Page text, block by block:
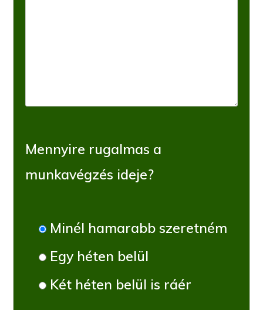
Mennyire rugalmas a
munkavégzés ideje?
Minél hamarabb szeretném
Egy héten belül
Két héten belül is ráér